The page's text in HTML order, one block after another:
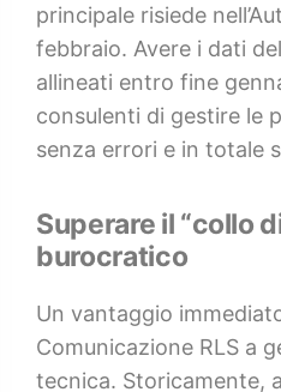
principale risiede
febbraio. Avere i dati
allineati entro fine
consulenti di gestire le
senza errori e in totale
Superare il “collo
burocratico
Un vantaggio
Comunicazione RLS a
tecnica. Storicamente,